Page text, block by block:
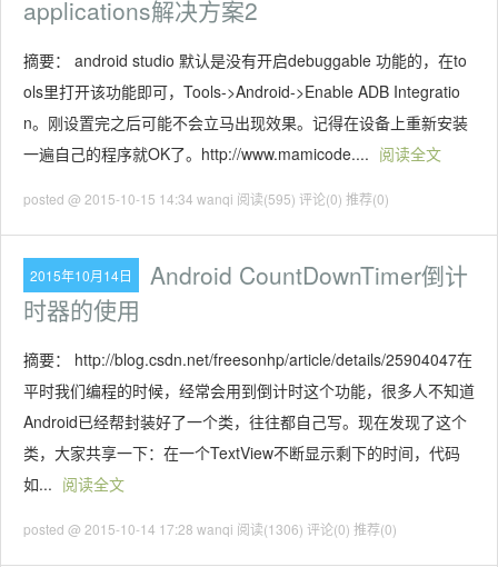
applications解决方案2
摘要： android studio 默认是没有开启debuggable 功能的，在to
ols里打开该功能即可，Tools->Android->Enable ADB Integratio
n。刚设置完之后可能不会立马出现效果。记得在设备上重新安装
一遍自己的程序就OK了。http://www.mamicode.... 阅读全文
posted @ 2015-10-15 14:34 wanqi 阅读(595) 评论(0) 推荐(0)
2015年10月14日
Android CountDownTimer倒计
时器的使用
摘要： http://blog.csdn.net/freesonhp/article/details/25904047在
平时我们编程的时候，经常会用到倒计时这个功能，很多人不知道
Android已经帮封装好了一个类，往往都自己写。现在发现了这个
类，大家共享一下：在一个TextView不断显示剩下的时间，代码
如... 阅读全文
posted @ 2015-10-14 17:28 wanqi 阅读(1306) 评论(0) 推荐(0)